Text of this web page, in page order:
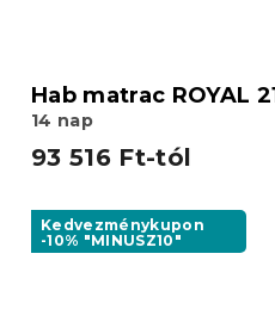
Hab matrac ROYAL
14 nap
93 516 Ft-tól
Kedvezménykupon
-10% "MINUSZ10"